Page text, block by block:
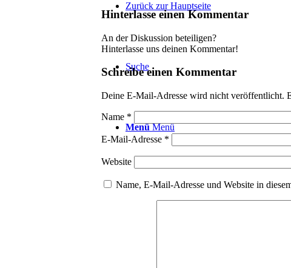
Zurück zur Hauptseite
Suche
Menü Menü
Hinterlasse einen Kommentar
An der Diskussion beteiligen?
Hinterlasse uns deinen Kommentar!
Schreibe einen Kommentar
Deine E-Mail-Adresse wird nicht veröffentlicht.
Name *
E-Mail-Adresse *
Website
Name, E-Mail-Adresse und Website in